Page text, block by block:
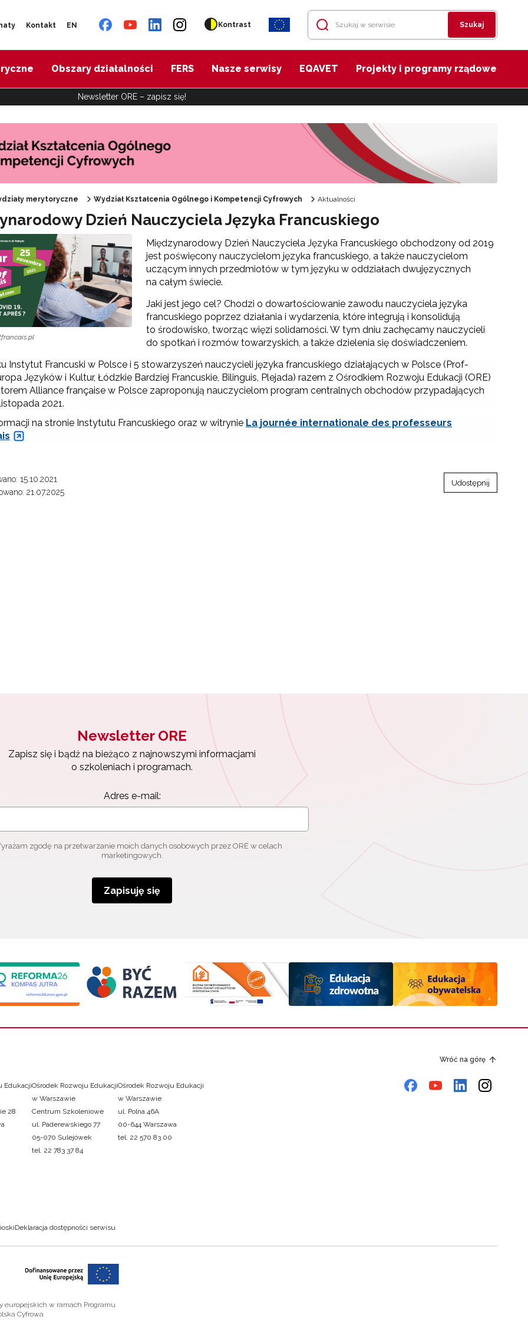
Kontakt EN Kontrast Szukaj
Obszary działalności FERS Nasze serwisy EQAVET Projekty i programy rządowe
Newsletter ORE – zapisz się!
KOMPAS JUTRA"
Śląsk – historia, kultura, język"
Śląsk Opolski – Serce Polski"
obywatelska"
fizyczne"
w pisowni polskiej"
matematyczno-przyrodnicze"
dla fizyków w CERN 2025"
merytoryczne Wydział Kształcenia Ogólnego i Kompetencji Cyfrowych Aktualności
Dzień Nauczyciela Języka Francuskiego
Międzynarodowy Dzień Nauczyciela Języka Francuskiego obchodzony od 2019
jest poświęcony nauczycielom języka francuskiego, a także nauczycielom
uczącym innych przedmiotów w tym języku w oddziałach dwujęzycznych
na całym świecie.
Jaki jest jego cel? Chodzi o dowartościowanie zawodu nauczyciela języka
francuskiego poprzez działania i wydarzenia, które integrują i konsolidują
to środowisko, tworząc więzi solidarności. W tym dniu zachęcamy nauczycieli
do spotkań i rozmów towarzyskich, a także dzielenia się doświadczeniem.
Instytut Francuski w Polsce i 5 stowarzyszeń nauczycieli języka francuskiego działających w Polsce (Prof-
Języków i Kultur, Łódzkie Bardziej Francuskie, Bilinguis, Plejada) razem z Ośrodkiem Rozwoju Edukacji (ORE)
Alliance française w Polsce zaproponują nauczycielom program centralnych obchodów przypadających
2021.
na stronie Instytutu Francuskiego oraz w witrynie La journée internationale des professeurs
15.10.2021
21.07.2025
Udostępnij
Newsletter ORE
Zapisz się i bądź na bieżąco z najnowszymi informacjami
o szkoleniach i programach.
Adres e-mail:
zgodę na przetwarzanie moich danych osobowych przez ORE w celach
marketingowych.
Zapisuję się
Wróć na górę
Edukacji
28
Ośrodek Rozwoju Edukacji
w Warszawie
Centrum Szkoleniowe
ul. Paderewskiego 77
05-070 Sulejówek
tel. 22 783 37 84
Ośrodek Rozwoju Edukacji
w Warszawie
ul. Polna 46A
00-644 Warszawa
tel. 22 570 83 00
Deklaracja dostępności serwisu
europejskich w ramach Programu
Cyfrowa